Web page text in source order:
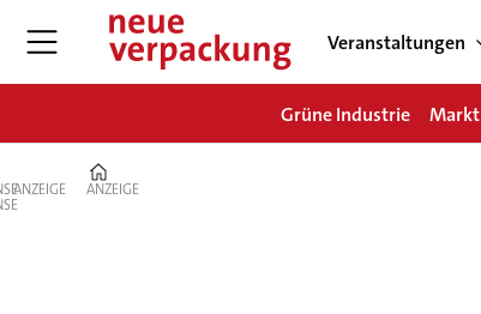
Veranstaltungen
Grüne Industrie Markt
ANZEIGE ANZEIGE